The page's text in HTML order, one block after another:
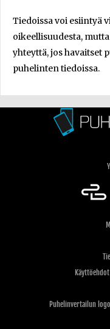
Tiedoissa voi esiintyä
oikeellisuudesta,
yhteyttä, jos havaitset
puhelinten tiedoissa.
Puhelinvertailun